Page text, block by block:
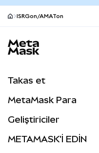
ISRGon/AMATon
Takas et
Perps
RWA'lar
MetaMask Para
Geliştiriciler
METAMASK'İ EDİN